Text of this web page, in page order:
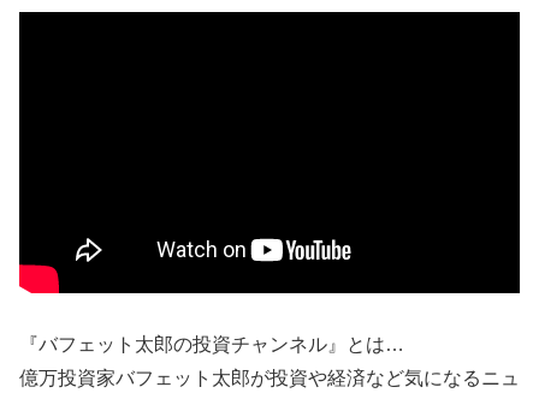
『バフェット太郎の投資チャンネル』とは…
億万投資家バフェット太郎が投資や経済など気になるニュ